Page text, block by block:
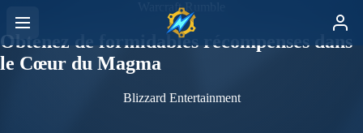
Warcraft Rumble
Obtenez de formidables récompenses dans
le Cœur du Magma
Blizzard Entertainment